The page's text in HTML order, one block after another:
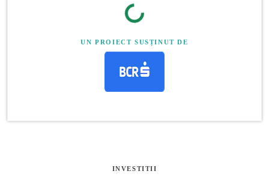
UN PROIECT SUSȚINUT DE
INVESTITII